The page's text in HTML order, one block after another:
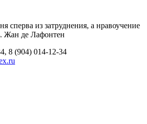
сперва из затруднения, а нравоучение
Жан де Лафонтен
8 (904) 014-12-34